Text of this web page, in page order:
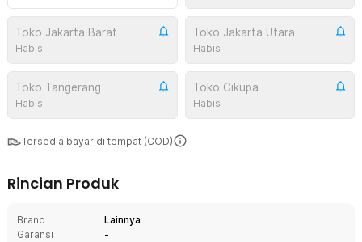
Toko Jakarta Barat
Habis
Toko Jakarta Utara
Habis
Toko Tangerang
Habis
Toko Cikupa
Habis
Tersedia bayar di tempat (COD)
Rincian Produk
Brand
Lainnya
Garansi
-